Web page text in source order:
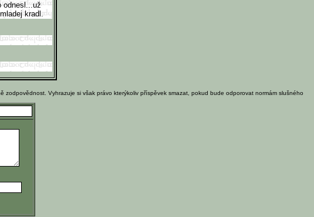
odnesl...už
kradl.
Vyhrazuje si však právo kterýkoliv příspěvek smazat, pokud bude odporovat normám slušného